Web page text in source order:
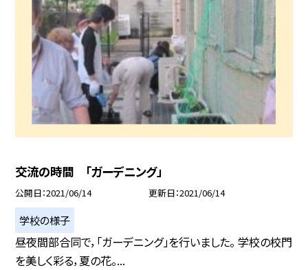
交流の時間 「ガーデニング」
公開日 2021/06/14 更新日 2021/06/14
学校の様子
昼夜間部合同で，「ガーデニング」を行いました。 学校の校門
を美しく彩る，夏の花。...